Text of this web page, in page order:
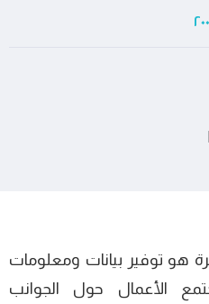
هو توفير بيانات ومعلومات
الأعمال حول الجوانب